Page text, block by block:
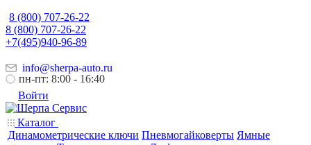
8 (800) 707-26-22
8 (800) 707-26-22
+7(495)940-96-89
info@sherpa-auto.ru
пн-пт: 8:00 - 16:40
Войти
Каталог
Динамометрические ключи Пневмогайковерты Ямные